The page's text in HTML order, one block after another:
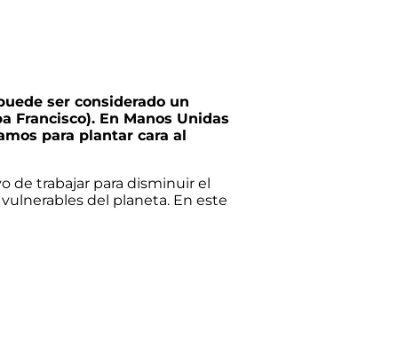
ser considerado un
Francisco). En Manos Unidas
para plantar cara al
de trabajar para disminuir el
del planeta. En este